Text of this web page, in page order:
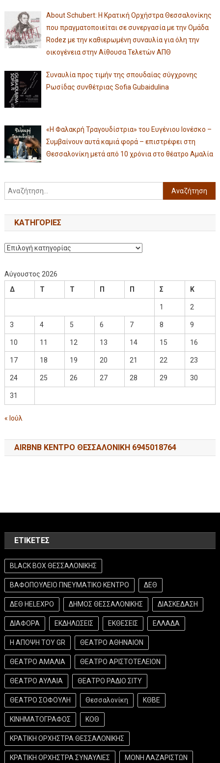
About Schubert: Η Κρατική Ορχήστρα Θεσσαλονίκης
που πραγματοποιείται σε συνεργασία με την Ομάδα
Rodez με την καθιερωμένη συναυλία για όλη την
οικογένεια στην Αίθουσα Τελετών ΑΠΘ
Συναυλία προς τιμήν της σπουδαίας σύγχρονης
Ρωσίδας συνθέτριας Sofia Gubaidulina
«Η Φαλακρή Τραγουδίστρια» του Ευγένιου Ιονέσκο –
Συμβαίνουν αυτά καμιά φορά – επιστρέφει στη
Θεσσαλονίκη μετά από 10 χρόνια στο θέατρο Αμαλία
KΑΤΗΓΟΡΊΕΣ
Αύγουστος 2026
Δ
Τ Τ Π Π Σ Κ
1 2
3 4 5 6 7 8 9
10 11 12 13 14 15 16
17 18 19 20 21 22 23
24 25 26 27 28 29 30
31
« Ιούλ
AIRBNB ΚΕΝΤΡΟ ΘΕΣΣΑΛΟΝΙΚΗ 6945018764
ΕΤΙΚΈΤΕΣ
BLACK BOX ΘΕΣΣΑΛΟΝΙΚΗΣ
ΒΑΦΟΠΟΥΛΕΙΟ ΠΝΕΥΜΑΤΙΚΟ ΚΕΝΤΡΟ ΔΕΘ
ΔΕΘ HELEXPO ΔΗΜΟΣ ΘΕΣΣΑΛΟΝΙΚΗΣ ΔΙΑΣΚΕΔΑΣΗ
ΔΙΑΦΟΡΑ ΕΚΔΗΛΩΣΕΙΣ ΕΚΘΕΣΕΙΣ ΕΛΛΑΔΑ
Η ΑΠΟΨΗ ΤΟΥ GR ΘΕΑΤΡΟ ΑΘΗΝΑΙΟΝ
ΘΕΑΤΡΟ ΑΜΑΛΙΑ ΘΕΑΤΡΟ ΑΡΙΣΤΟΤΕΛΕΙΟΝ
ΘΕΑΤΡΟ ΑΥΛΑΙΑ ΘΕΑΤΡΟ ΡΑΔΙΟ ΣΙΤΥ
ΘΕΑΤΡΟ ΣΟΦΟΥΛΗ Θεσσαλονίκη ΚΘΒΕ
ΚΙΝΗΜΑΤΟΓΡΑΦΟΣ ΚΟΘ
ΚΡΑΤΙΚΗ ΟΡΧΗΣΤΡΑ ΘΕΣΣΑΛΟΝΙΚΗΣ
ΚΡΑΤΙΚΗ ΟΡΧΗΣΤΡΑ ΣΥΝΑΥΛΙΕΣ ΜΟΝΗ ΛΑΖΑΡΙΣΤΩΝ